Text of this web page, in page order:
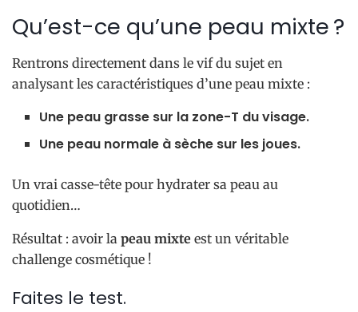
Qu’est-ce qu’une peau mixte ?
Rentrons directement dans le vif du sujet en
analysant les caractéristiques d’une peau mixte :
Une peau grasse sur la zone-T du visage.
Une peau normale à sèche sur les joues.
Un vrai casse-tête pour hydrater sa peau au
quotidien…
Résultat : avoir la peau mixte est un véritable
challenge cosmétique !
Faites le test.